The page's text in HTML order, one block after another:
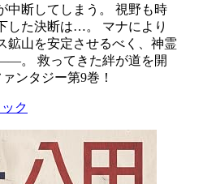
中断してしまう。 視野も時
した決断は…。 マナにより
鉱山を安定させるべく、神霊
。 救ってきた絆が道を開
ンタジー第9巻！
ク